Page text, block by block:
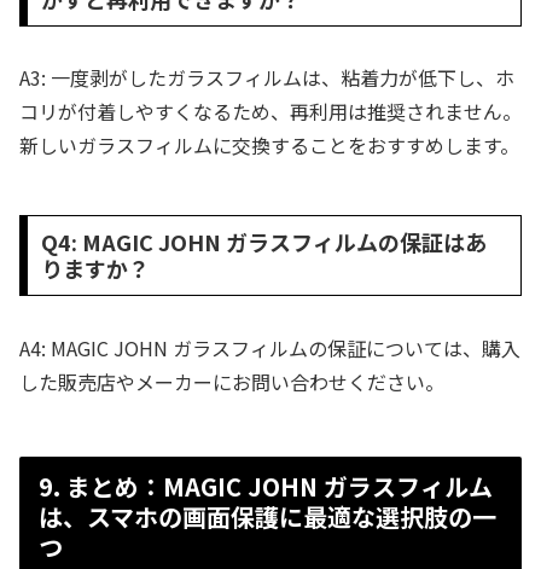
A3: 一度剥がしたガラスフィルムは、粘着力が低下し、ホ
コリが付着しやすくなるため、再利用は推奨されません。
新しいガラスフィルムに交換することをおすすめします。
Q4: MAGIC JOHN ガラスフィルムの保証はあ
りますか？
A4: MAGIC JOHN ガラスフィルムの保証については、購入
した販売店やメーカーにお問い合わせください。
9. まとめ：MAGIC JOHN ガラスフィルム
は、スマホの画面保護に最適な選択肢の一
つ